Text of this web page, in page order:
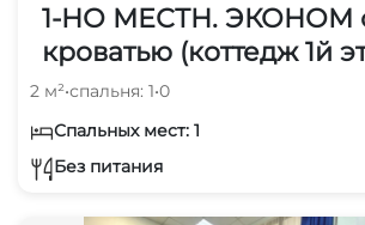
1-НО МЕСТН. ЭКОНОМ
кроватью (коттедж 1й
2 м²•спальня: 1•0
Спальных мест: 1
Без питания